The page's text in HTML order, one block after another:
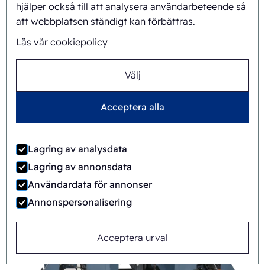
hjälper också till att analysera användarbeteende så
att webbplatsen ständigt kan förbättras.
Läs vår cookiepolicy
Välj
Acceptera alla
Lagring av analysdata
Lagring av annonsdata
Användardata för annonser
Annonspersonalisering
Acceptera urval
FAB8-1418-3-CS
Automatisk Rotary